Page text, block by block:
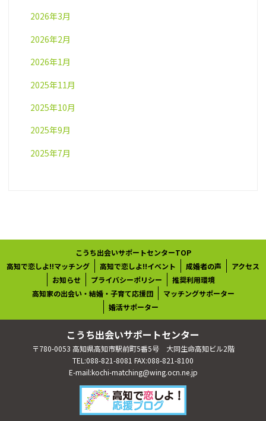
2026年3月
2026年2月
2026年1月
2025年11月
2025年10月
2025年9月
2025年7月
こうち出会いサポートセンターTOP
高知で恋しよ!!マッチング
高知で恋しよ!!イベント 成婚者の声
アクセス
お知らせ
プライバシーポリシー
推奨利用環境
高知家の出会い・結婚・子育て応援団
マッチングサポーター
婚活サポーター
こうち出会いサポートセンター
〒780-0053 高知県高知市駅前町5番5号 大同生命高知ビル2階
TEL:088-821-8081 FAX:088-821-8100
E-mail:kochi-matching@wing.ocn.ne.jp